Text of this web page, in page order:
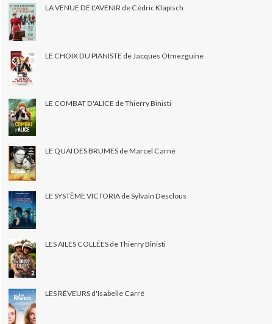
LA VENUE DE L'AVENIR de Cédric Klapisch
LE CHOIX DU PIANISTE de Jacques Otmezguine
LE COMBAT D'ALICE de Thierry Binisti
LE QUAI DES BRUMES de Marcel Carné
LE SYSTÈME VICTORIA de Sylvain Desclous
LES AILES COLLÉES de Thierry Binisti
LES RÊVEURS d'Isabelle Carré